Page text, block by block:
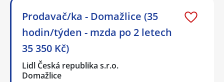
Prodavač/ka - Domažlice (35
hodin/týden - mzda po 2 letech
35 350 Kč)
Lidl Česká republika s.r.o.
Domažlice